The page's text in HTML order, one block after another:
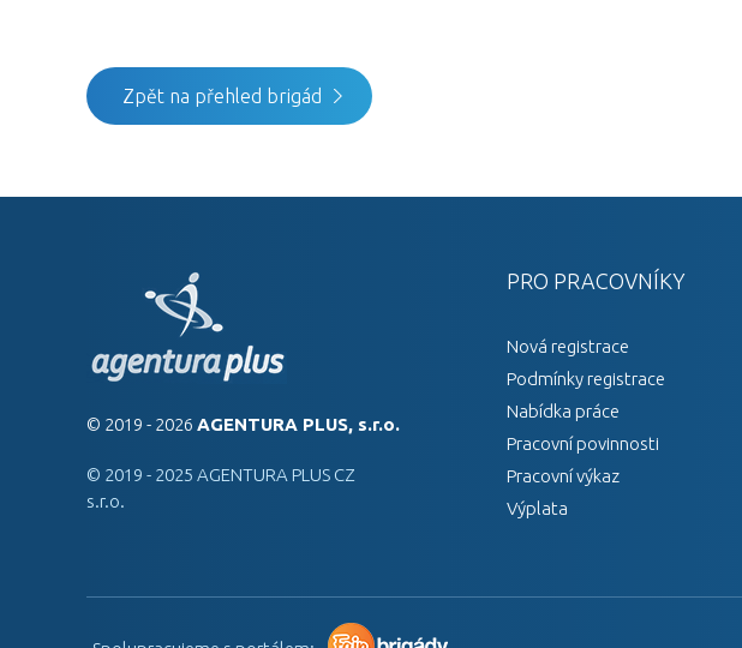
Zpět na přehled brigád
© 2019 - 2026 AGENTURA PLUS, s.r.o.
© 2019 - 2025 AGENTURA PLUS CZ
s.r.o.
PRO PRACOVNÍKY
Nová registrace
Podmínky registrace
Nabídka práce
Pracovní povinnosti
Pracovní výkaz
Výplata